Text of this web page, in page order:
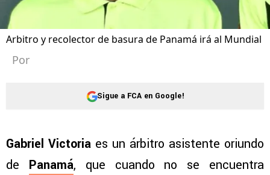
Arbitro y recolector de basura de Panamá irá al Mundial
Por
Sigue a FCA en Google!
Gabriel Victoria es un árbitro asistente oriundo
de Panamá, que cuando no se encuentra